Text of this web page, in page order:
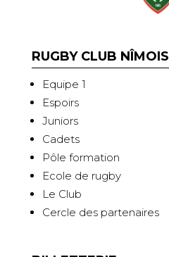
RUGBY CLUB NÎMOIS
Equipe 1
Espoirs
Juniors
Cadets
Pôle formation
Ecole de rugby
Le Club
Cercle des partenaires